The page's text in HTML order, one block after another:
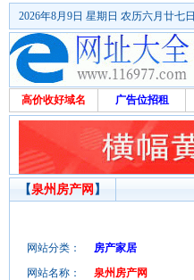
2026年8月9日 星期日 农历六月廿七日
高价收好域名 广告位招租
【泉州房产网 】
网站分类：
房产家居
网站名称：
泉州房产网